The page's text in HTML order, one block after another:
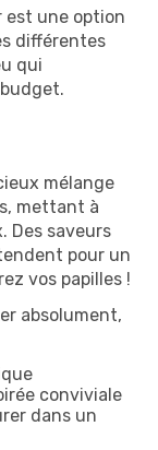
est une option
différentes
qui
mélange
mettant à
Des saveurs
pour un
vos papilles !
absolument,
conviviale
dans un